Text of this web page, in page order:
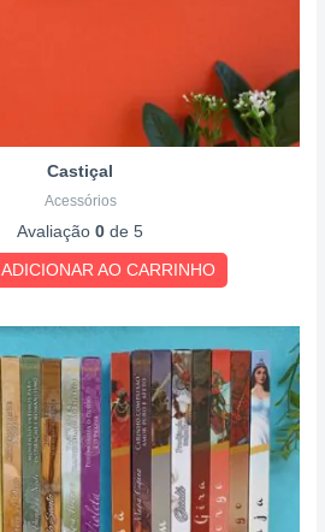
Castiçal
Acessórios
Avaliação0 de 5
ADICIONAR AO CARRINHO
produto
tem
várias
variantes.
As
opções